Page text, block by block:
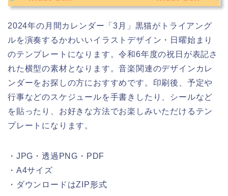
2024年の月間カレンダー「3月」黒猫がトライアング
ルを演奏するかわいいイラストデザイン・日曜始まり
のテンプレートになります。令和6年度の祝日が表記さ
れた横型の素材となります。音楽関連のデザインカレ
ンダーをお探しの方におすすめです。印刷後、予定や
行事などのスケジュールを手書きしたり、シールなど
を貼ったり、お好きな方法でお楽しみいただけるテン
プレートになります。
・JPG・透過PNG・PDF
・A4サイズ
・ダウンロードはZIP形式